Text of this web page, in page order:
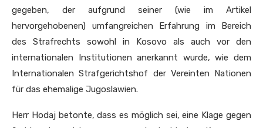
gegeben, der aufgrund seiner (wie im Artikel
hervorgehobenen) umfangreichen Erfahrung im Bereich
des Strafrechts sowohl in Kosovo als auch vor den
internationalen Institutionen anerkannt wurde, wie dem
Internationalen Strafgerichtshof der Vereinten Nationen
für das ehemalige Jugoslawien.
Herr Hodaj betonte, dass es möglich sei, eine Klage gegen